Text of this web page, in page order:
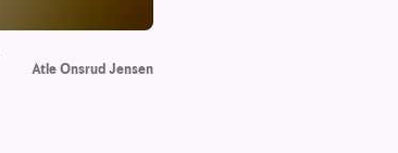
Atle Onsrud Jensen